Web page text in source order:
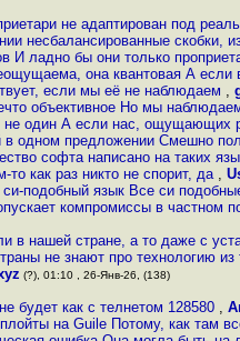
не адаптирован под
несбалансированные скобки,
И ладно бы они только
она квантовая А если
если мы её не наблюдаем ,
объективное Но мы
один А если нас, ощущающих
в одном предложении Смешно
софта написано на таких
то как раз никто не спорит, да ,
подобный язык Все си
компромиссы в частном
в нашей стране, а то даже с
не знают про технологию из
(?), 01:10 , 26-Янв-26, (138)
будет как с телнетом 128580 ,
на Guile Потому, как там